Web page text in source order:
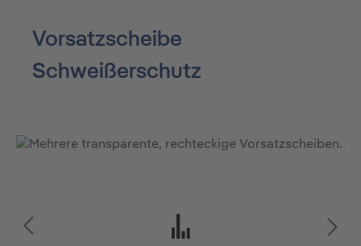
Vorsatzscheibe
Schweißerschutz
Bildergalerie überspringen